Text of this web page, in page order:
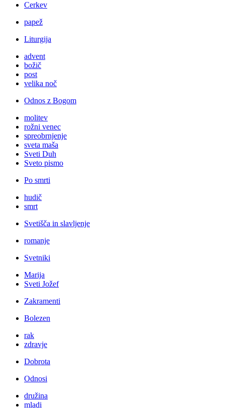
Cerkev
papež
Liturgija
advent
božič
post
velika noč
Odnos z Bogom
molitev
rožni venec
spreobrnjenje
sveta maša
Sveti Duh
Sveto pismo
Po smrti
hudič
smrt
Svetišča in slavljenje
romanje
Svetniki
Marija
Sveti Jožef
Zakramenti
Bolezen
rak
zdravje
Dobrota
Odnosi
družina
mladi